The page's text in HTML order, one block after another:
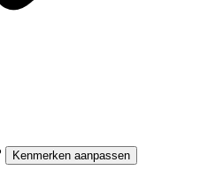
Kenmerken aanpassen